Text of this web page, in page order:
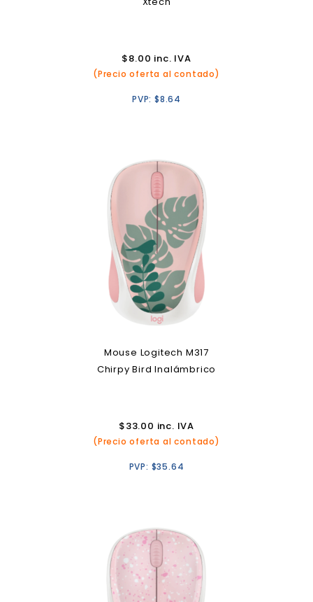
$8.00 inc. IVA
(Precio oferta al contado)
PVP: $8.64
Mouse Logitech M317
Chirpy Bird Inalámbrico
$33.00 inc. IVA
(Precio oferta al contado)
PVP: $35.64